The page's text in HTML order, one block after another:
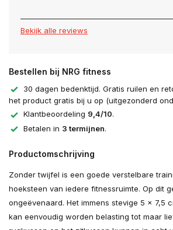
Bekijk alle reviews
Bestellen bij NRG fitness
30 dagen bedenktijd. Gratis ruilen en
het product gratis bij u op (uitgezonderd
Klantbeoordeling 9,4/10.
Betalen in 3 termijnen.
Productomschrijving
Zonder twijfel is een goede verstelbare
hoeksteen van iedere fitnessruimte. Op dit
ongeëvenaard. Het immens stevige 5 x 7,5
kan eenvoudig worden belasting tot maar